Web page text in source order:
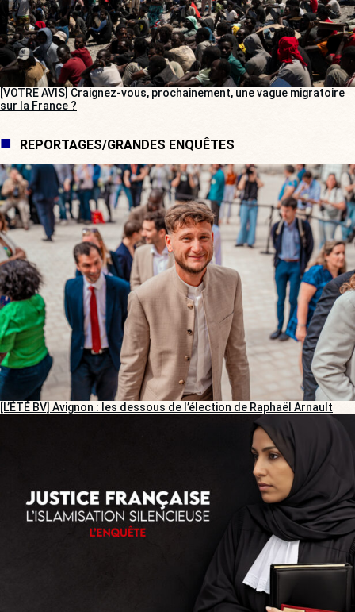
[VOTRE AVIS] Craignez-vous, prochainement, une vague migratoire
sur la France ?
REPORTAGES/GRANDES ENQUÊTES
[L’ÉTÉ BV] Avignon : les dessous de l’élection de Raphaël Arnault